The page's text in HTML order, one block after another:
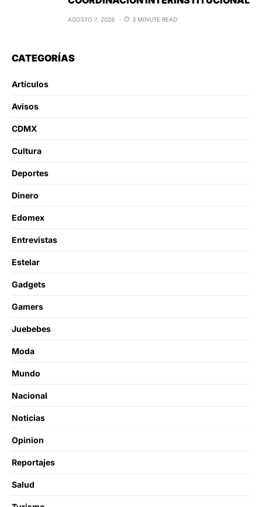
AGOSTO 7, 2026 3 MINUTE READ
CATEGORÍAS
Artículos
Avisos
CDMX
Cultura
Deportes
Dinero
Edomex
Entrevistas
Estelar
Gadgets
Gamers
Juebebes
Moda
Mundo
Nacional
Noticias
Opinion
Reportajes
Salud